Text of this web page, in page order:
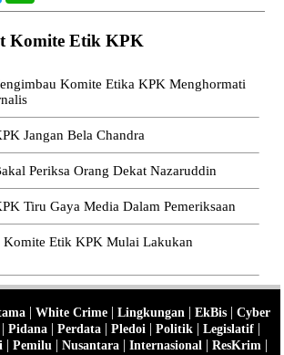
Komite Etik KPK
Komite Etika KPK Menghormati
Jangan Bela Chandra
Periksa Orang Dekat Nazaruddin
Tiru Gaya Media Dalam Pemeriksaan
Komite Etik KPK Mulai Lakukan
| White Crime| Lingkungan | EkBis| Cyber
| Pidana | Perdata | Pledoi | Politik | Legislatif |
| Pemilu | Nusantara| Internasional | ResKrim |